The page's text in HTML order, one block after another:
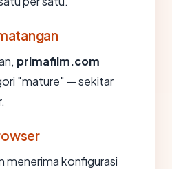
primafilm.com
"mature" — sekitar
menerima konfigurasi